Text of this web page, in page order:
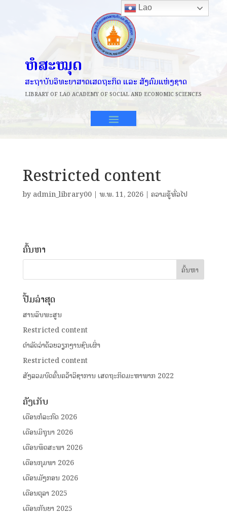
ຫໍສະໝຸດ
ສະຖາບັນວິທະຍາສາດເສດຖະກິດ ແລະ ສັງຄົມແຫ່ງຊາດ
LIBRARY OF LAO ACADEMY OF SOCIAL AND ECONOMIC SCIENCES
Restricted content
by admin_library00| ພ.ພ. 11, 2026| ຄວາມຮູ້ທົ່ວໄປ
ຄົ້ນຫາ
ປື້ມລ່າສຸດ
ສານລຶບພະສູນ
Restricted content
ດໍາລັດວ່າດ້ວຍວຽກງານຊົນເຜົ່າ
Restricted content
ສັງລວມບົດຄົ້ນຄວ້າວິຊາການ ເສດຖະກິດມະຫາພາກ 2022
ຄັງເກັບ
ເດືອນກໍລະກົດ 2026
ເດືອນມິຖຸນາ 2026
ເດືອນພຶດສະພາ 2026
ເດືອນກຸມພາ 2026
ເດືອນມັງກອນ 2026
ເດືອນຕຸລາ 2025
ເດືອນກັນຍາ 2025
Lao